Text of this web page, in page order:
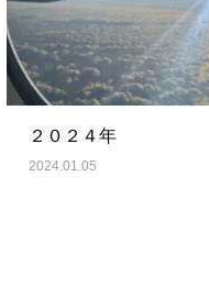
２０２４年
2024.01.05